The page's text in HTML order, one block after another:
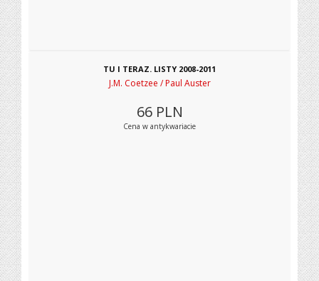
TU I TERAZ. LISTY 2008-2011
J.M. Coetzee / Paul Auster
66 PLN
Cena w antykwariacie